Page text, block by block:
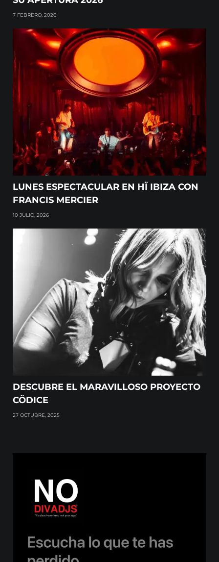
7 FEBRERO, 2026
LUNES ESPECTACULAR EN HÏ IBIZA CON
FRANCIS MERCIER
10 JULIO, 2026
DESCUBRE EL MARAVILLOSO PROYECTO
CÖDICE
27 OCTUBRE, 2025